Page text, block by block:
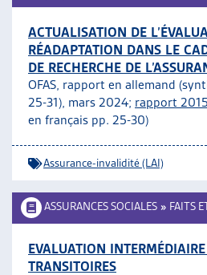
ACTUALISATION DE
RÉADAPTATION DANS LE
DE RECHERCHE DE
OFAS, rapport en allemand
25-31), mars 2024; rapport 2015
en français pp. 25-30)
Assurance-invalidité (LAI)
ASSURANCES SOCIALES » FAITS
EVALUATION
TRANSITOIRES